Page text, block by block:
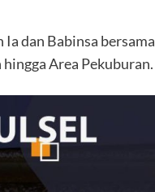
dan Babinsa bersama
Area Pekuburan.